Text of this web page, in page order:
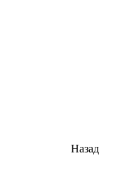
Назад